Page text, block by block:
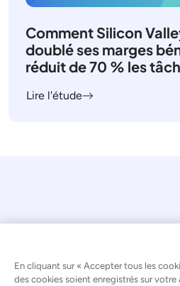
Comment Silicon
doublé ses marges
réduit de 70 % les
Lire l'étude
© 2026 Kaseya. Tous
En cliquant sur « Accepter tous les
des cookies soient enregistrés sur